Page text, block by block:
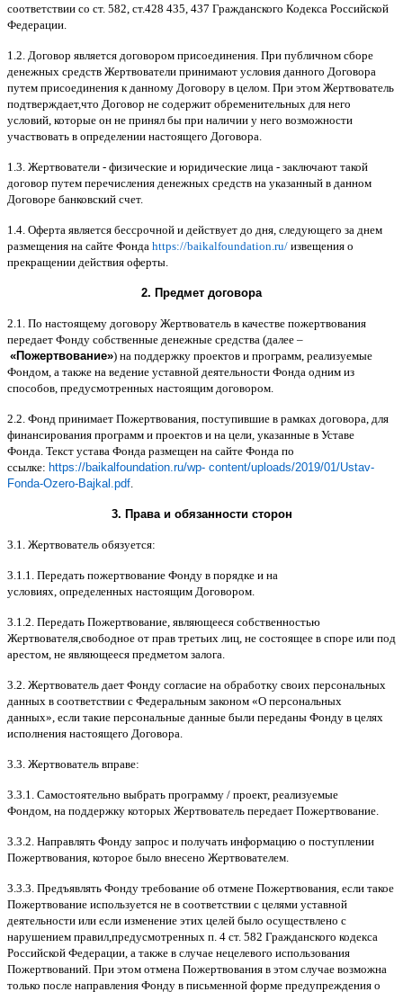
соответствии со ст. 582, ст.428 435, 437 Гражданского Кодекса Российской
Федерации
1.2. Договор является договором присоединения При публичном сборе
денежных средств Жертвователи принимают условия данного Договора
путем присоединения к данному Договору в целом При этом Жертвователь
подтверждает,что Договор не содержит обременительных для него
условий которые он не принял бы при наличии у него возможности
участвовать в определении настоящего Договора
1.3. Жертвователи - физические и юридические лица - заключают такой
договор путем перечисления денежных средств на указанный в данном
Договоре банковский счет.
1.4. Оферта является бессрочной и действует до дня следующего за днем
размещения на сайте Фонда https://baikalfoundation.ru/ извещения о
прекращении действия оферты
2. Предмет договора
2.1. По настоящему договору Жертвователь в качестве пожертвования
передает Фонду собственные денежные средства (далее –
«Пожертвование») на поддержку проектов и программ реализуемые
Фондом а также на ведение уставной деятельности Фонда одним из
способов предусмотренных настоящим договором
2.2. Фонд принимает Пожертвования поступившие в рамках договора для
финансирования программ и проектов и на цели указанные в Уставе
Фонда Текст устава Фонда размещен на сайте Фонда по
ссылке: https://baikalfoundation.ru/wp- content/uploads/2019/01/Ustav-
Fonda-Ozero-Bajkal.pdf
3. Права и обязанности сторон
3.1. Жертвователь обязуется:
3.1.1. Передать пожертвование Фонду в порядке и на
условиях определенных настоящим Договором
3.1.2. Передать Пожертвование являющееся собственностью
Жертвователя свободное от прав третьих лиц не состоящее в споре или под
арестом не являющееся предметом залога
3.2. Жертвователь дает Фонду согласие на обработку своих персональных
данных в соответствии с Федеральным законом «О персональных
данных», если такие персональные данные были переданы Фонду в целях
исполнения настоящего Договора
3.3. Жертвователь вправе:
3.3.1. Самостоятельно выбрать программу / проект, реализуемые
Фондом на поддержку которых Жертвователь передает Пожертвование
3.3.2. Направлять Фонду запрос и получать информацию о поступлении
Пожертвования которое было внесено Жертвователем
3.3.3. Предъявлять Фонду требование об отмене Пожертвования если такое
Пожертвование используется не в соответствии с целями уставной
деятельности или если изменение этих целей было осуществлено с
нарушением правил предусмотренных п . 4 ст. 582 Гражданского кодекса
Российской Федерации а также в случае нецелевого использования
Пожертвований При этом отмена Пожертвования в этом случае возможна
только после направления Фонду в письменной форме предупреждения о